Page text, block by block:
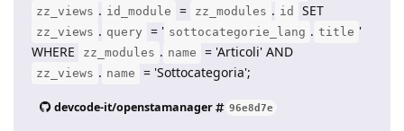
zz_views . id_module = zz_modules . id SET
zz_views . query = ' sottocategorie_lang . title '
WHERE
zz_modules . name = 'Articoli' AND
zz_views . name = 'Sottocategoria';
devcode-it/openstamanager 96e8d7e